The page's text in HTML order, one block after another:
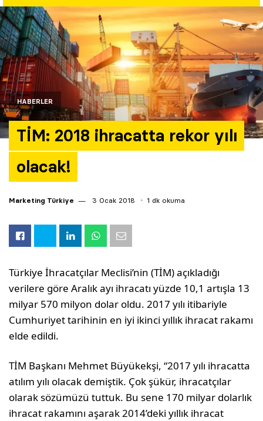
HABERLER
TİM: 2018 ihracatta rekor yılı
olacak!
Marketing Türkiye 3 Ocak 2018 1 dk okuma
Türkiye İhracatçılar Meclisi’nin (TİM) açıkladığı
verilere göre Aralık ayı ihracatı yüzde 10,1 artışla 13
milyar 570 milyon dolar oldu. 2017 yılı itibariyle
Cumhuriyet tarihinin en iyi ikinci yıllık ihracat rakamı
elde edildi.
TİM Başkanı Mehmet Büyükekşi, “2017 yılı ihracatta
atılım yılı olacak demiştik. Çok şükür, ihracatçılar
olarak sözümüzü tuttuk. Bu sene 170 milyar dolarlık
ihracat rakamını aşarak 2014’deki yıllık ihracat
Araştırma